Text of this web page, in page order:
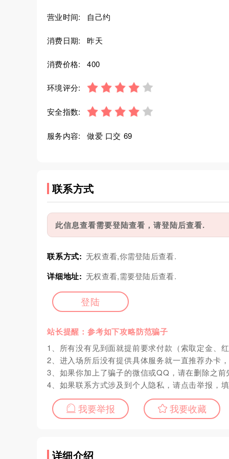
营业时间: 自己约
消费日期: 昨天
消费价格: 400
环境评分:
安全指数:
服务内容: 做爱 口交 69
联系方式
此信息查看需要登陆查看，请登陆后查看.
联系方式: 无权查看,你需登陆后查看.
详细地址: 无权查看,需要登陆后查看.
登陆
站长提醒：参考如下攻略防范骗子
1、所有没有见到面就提前要求付款（索取定金、
2、进入场所后没有提供具体服务就一直推荐办卡
3、如果你加上了骗子的微信或QQ，请在删除之
4、如果联系方式涉及到个人隐私，请点击举报，
我要举报 我要收藏
详细介绍